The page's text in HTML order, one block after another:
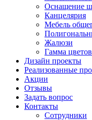
Оснащение
Канцелярия
Мебель
Жалюзи
Гамма
Дизайн проекты
Реализованные
Акции
Отзывы
Задать вопрос
Контакты
Сотрудники